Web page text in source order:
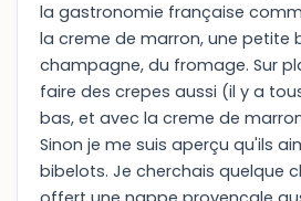
la gastronomie française
la creme de marron, une petite
champagne, du fromage. Sur
faire des crepes aussi (il y a
bas, et avec la creme de
Sinon je me suis aperçu qu'ils
bibelots. Je cherchais quelque